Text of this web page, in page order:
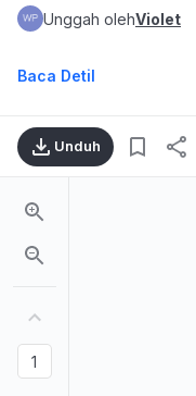
Unggah olehViolet
Baca Detil
Unduh